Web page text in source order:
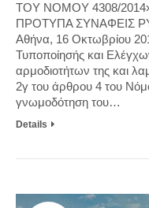
ΤΟΥ ΝΟΜΟΥ 4308/
ΠΡΟΤΥΠΑ ΣΥΝΑΦΕΙΣ
Αθήνα, 16 Οκτωβρίου
Τυποποίησής και
αρμοδιοτήτων της και
2γ του άρθρου 4 του
γνωμοδότηση του…
Details